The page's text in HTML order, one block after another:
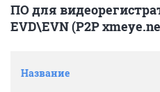
ПО для
EVD\EVN (P2P
Название